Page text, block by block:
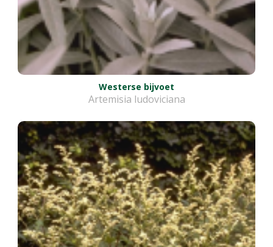
Westerse bijvoet
Artemisia ludoviciana